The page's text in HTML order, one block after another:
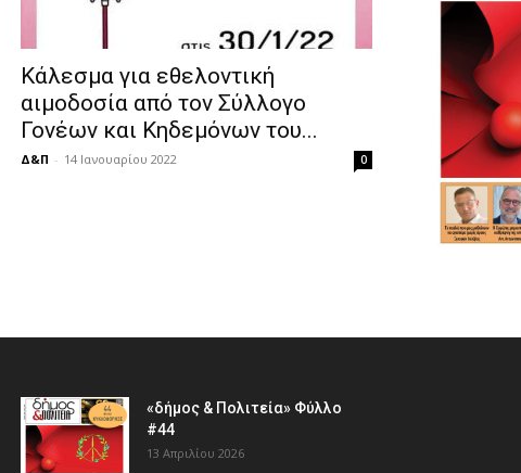
Κάλεσμα για εθελοντική
αιμοδοσία από τον Σύλλογο
Γονέων και Κηδεμόνων του...
Δ&Π - 14 Ιανουαρίου 2022 0
«δήμος & Πολιτεία» Φύλλο
#44
13 Απριλίου 2026